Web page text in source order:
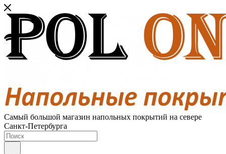
Самый большой магазин напольных покрытий на севере
Санкт-Петербурга